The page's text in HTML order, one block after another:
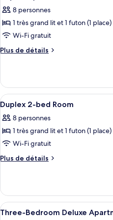
chambre
Chambre
les
photos
pour
ce
chambre :
Duplex
Apartment
8 personnes
1 très grand lit et 1 futon (1 place)
Wi-Fi gratuit
Plus de détails
Plus
le
type
de
chambre
Duplex
Apartment
Afficher
toutes
les
photos
pour
ce
chambre :
Duplex
2-
37
Duplex 2-bed Room
8 personnes
1 très grand lit et 1 futon (1 place)
Wi-Fi gratuit
Plus de détails
Plus
le
type
de
Afficher
1
Three-Bedroom Deluxe